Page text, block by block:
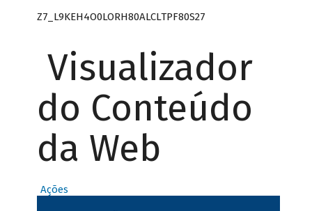
Z7_L9KEH4O0LORH80ALCLTPF80S27
Visualizador
do Conteúdo
da Web
Ações